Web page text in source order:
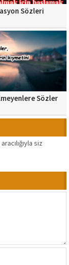
Sözleri
Sözler
siz